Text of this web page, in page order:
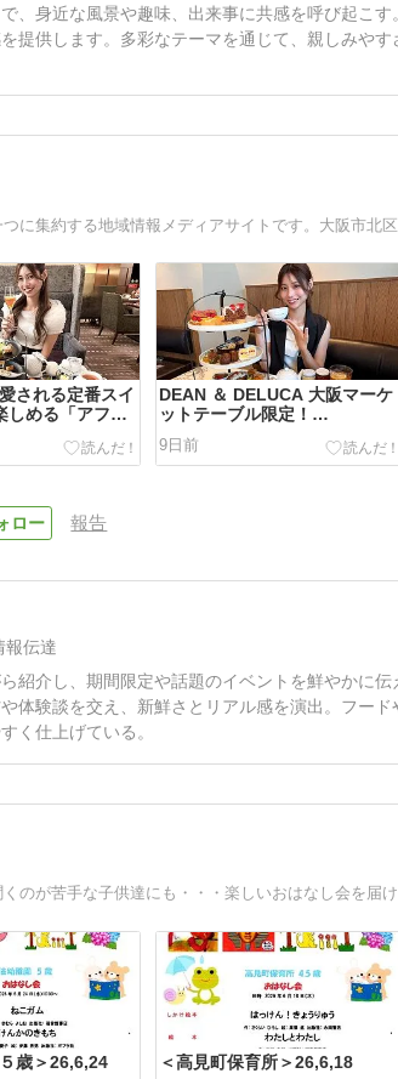
、身近な風景や趣味、出来事に共感を呼び起こ
提供します。多彩なテーマを通じて、親しみや
される定番スイ
しめる「アフタ
ット ～レトロ
ランヴィア大阪
DEAN ＆ DELUCA 大阪マーケ
ットテーブル限定！
『Tangentes』監修のアフタ
ヌーンティーが新登場♪【6/28
～】
9日前
報告
報伝達
紹介し、期間限定や話題のイベントを鮮やかに
体験談を交え、新鮮さとリアル感を演出。フー
く仕上げている。
のが苦手な子供達にも・・・楽しいおはなし会を届け
歳＞26,6,24 ＜高見町保育所＞26,6,18